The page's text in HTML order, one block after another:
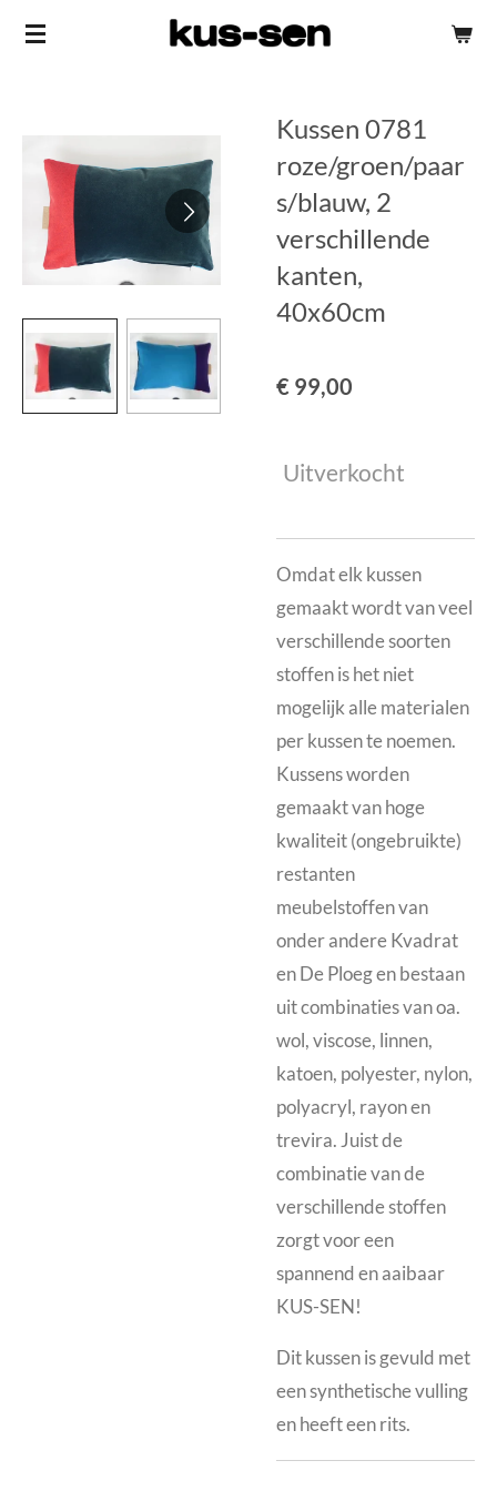
Ga
hoofdinhoud
Kussen 0781
roze/groen/paar
s/blauw, 2
verschillende
kanten,
40x60cm
€ 99,00
Uitverkocht
Omdat elk kussen
gemaakt wordt van veel
verschillende soorten
stoffen is het niet
mogelijk alle materialen
per kussen te noemen.
Kussens worden
gemaakt van hoge
kwaliteit (ongebruikte)
restanten
meubelstoffen van
onder andere Kvadrat
en De Ploeg en bestaan
uit combinaties van oa.
wol, viscose, linnen,
katoen, polyester, nylon,
polyacryl, rayon en
trevira. Juist de
combinatie van de
verschillende stoffen
zorgt voor een
spannend en aaibaar
KUS-SEN!
Dit kussen is gevuld met
een synthetische vulling
en heeft een rits.